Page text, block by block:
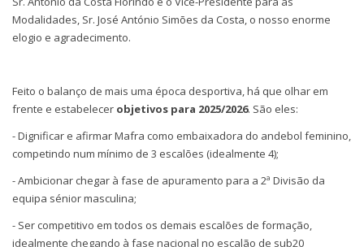
Modalidades, Sr. José António Simões da Costa, o nosso enorme
elogio e agradecimento.
Feito o balanço de mais uma época desportiva, há que olhar em
frente e estabelecer objetivos para 2025/2026. São eles:
- Dignificar e afirmar Mafra como embaixadora do andebol feminino,
competindo num mínimo de 3 escalões (idealmente 4);
- Ambicionar chegar à fase de apuramento para a 2ª Divisão da
equipa sénior masculina;
- Ser competitivo em todos os demais escalões de formação,
idealmente chegando à fase nacional no escalão de sub20